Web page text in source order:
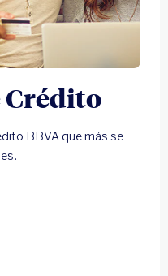
Crédito
BBVA que más se